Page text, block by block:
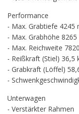
Performance
- Max. Grabtiefe 4245
- Max. Grabhöhe
- Max. Reichweite
- Reißkraft (Stiel) 36,5
- Grabkraft (Löffel)
-
Unterwagen
- Verstärkter Rahmen